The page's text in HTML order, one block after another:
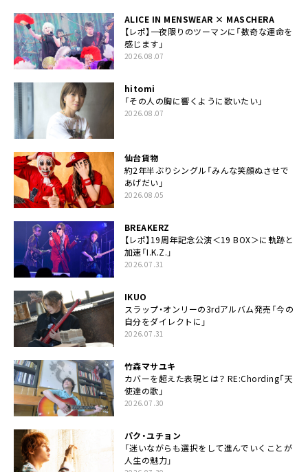
ALICE IN MENSWEAR × MASCHERA
【レポ】一夜限りのツーマンに「数奇な運命を
感じます」
2026.08.07
hitomi
「その人の胸に響くように歌いたい」
2026.08.07
仙台貨物
約2年半ぶりシングル「みんな笑顔ぬさせで
あげだい」
2026.08.05
BREAKERZ
【レポ】19周年記念公演＜19 BOX＞に軌跡と
加速「I.K.Z.」
2026.07.31
IKUO
スラップ・オンリーの3rdアルバム発売「今の
自分をダイレクトに」
2026.07.31
竹森マサユキ
カバーを超えた表現とは？ RE:Chording「天
使達の歌」
2026.07.30
パク・ユチョン
「迷いながらも選択をして進んでいくことが
人生の魅力」